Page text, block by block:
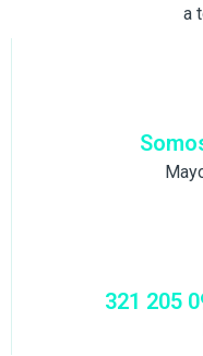
a
321 205